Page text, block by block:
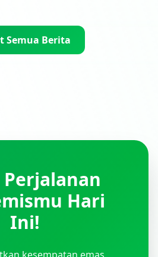
Semua Berita
Hari
Ini!